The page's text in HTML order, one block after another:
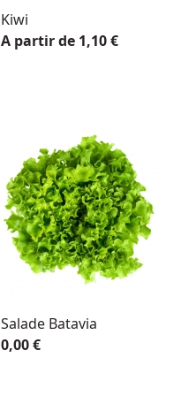
Kiwi
A partir de 1,10 €
Salade Batavia
0,00 €